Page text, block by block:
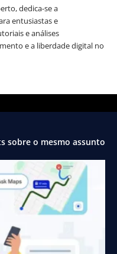
dedica-se a
entusiastas e
e análises
e a liberdade digital no
sobre o mesmo assunto